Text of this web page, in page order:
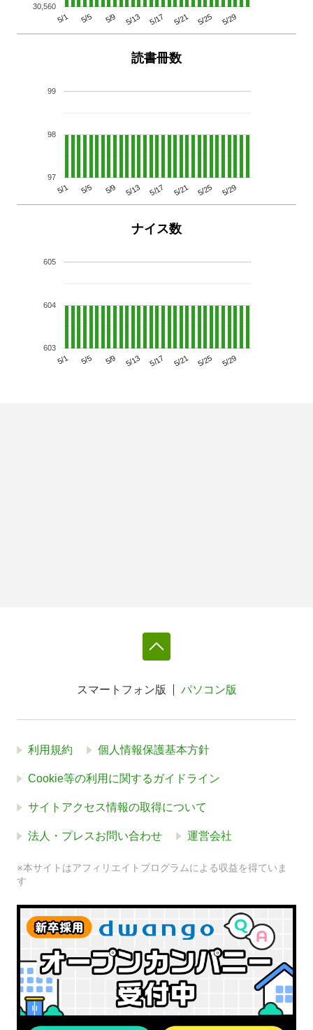
5/1 5/5 5/9 5/13 5/17 5/21 5/25 5/29
30,560
読書冊数
5/1 5/5 5/9 5/13 5/17 5/21 5/25 5/29
97
98
99
ナイス数
5/1 5/5 5/9 5/13 5/17 5/21 5/25 5/29
603
604
605
スマートフォン版 パソコン版
利用規約 個人情報保護基本方針
Cookie等の利用に関するガイドライン
サイトアクセス情報の取得について
法人・プレスお問い合わせ 運営会社
※本サイトはアフィリエイトプログラムによる収益を得ていま
す